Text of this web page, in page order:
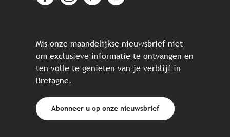
Mis onze maandelijkse nieuwsbrief niet
om exclusieve informatie te ontvangen en
ten volle te genieten van je verblijf in
Bretagne.
Abonneer u op onze nieuwsbrief